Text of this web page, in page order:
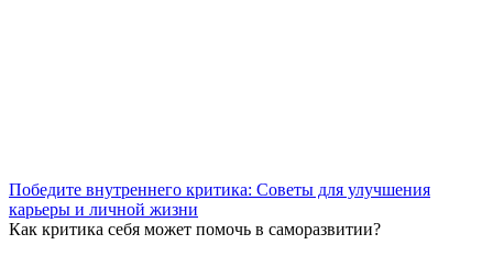
Победите внутреннего критика: Советы для улучшения
карьеры и личной жизни
Как критика себя может помочь в саморазвитии?